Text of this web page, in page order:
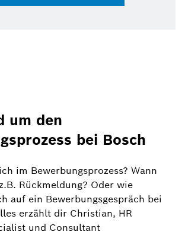
um den
bei Bosch
im Bewerbungsprozess? Wann
Rückmeldung? Oder wie
auf ein Bewerbungsgespräch bei
erzählt dir Christian, HR
und Consultant